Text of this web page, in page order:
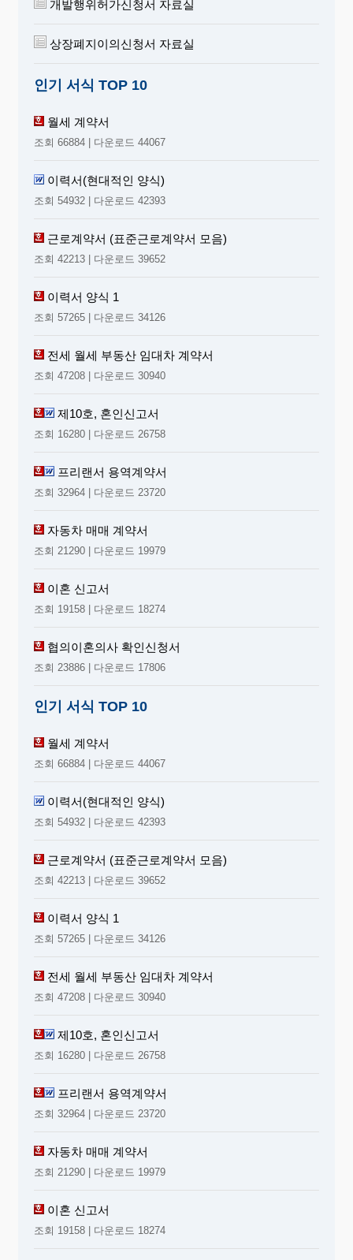
사 유
가번호 제 호)는
에관한법률 시행령 제32조(인가된 공동행위
의 폐지)의 규정에 의하여 위와같이 신고합
니다.
20 . . .
폐지사업자 대
표 (인)
공정거래위원회 귀중
<첨부서류>
폐지한 사실을 확인하는 서류
1011-106-01711
190mm×268mm
1987. 10. 28 승
용지(2급) 60g/m 2
개발행위허가신청서 자료실
상장폐지이의신청서 자료실
인기 서식 TOP 10
월세 계약서
조회 66884 | 다운로드 44067
이력서(현대적인 양식)
조회 54932 | 다운로드 42393
근로계약서 (표준근로계약서 모음)
조회 42213 | 다운로드 39652
이력서 양식 1
조회 57265 | 다운로드 34126
전세 월세 부동산 임대차 계약서
조회 47208 | 다운로드 30940
제10호, 혼인신고서
조회 16280 | 다운로드 26758
프리랜서 용역계약서
조회 32964 | 다운로드 23720
자동차 매매 계약서
조회 21290 | 다운로드 19979
이혼 신고서
조회 19158 | 다운로드 18274
협의이혼의사 확인신청서
조회 23886 | 다운로드 17806
인기 서식 TOP 10
월세 계약서
조회 66884 | 다운로드 44067
이력서(현대적인 양식)
조회 54932 | 다운로드 42393
근로계약서 (표준근로계약서 모음)
조회 42213 | 다운로드 39652
이력서 양식 1
조회 57265 | 다운로드 34126
전세 월세 부동산 임대차 계약서
조회 47208 | 다운로드 30940
제10호, 혼인신고서
조회 16280 | 다운로드 26758
프리랜서 용역계약서
조회 32964 | 다운로드 23720
자동차 매매 계약서
조회 21290 | 다운로드 19979
이혼 신고서
조회 19158 | 다운로드 18274